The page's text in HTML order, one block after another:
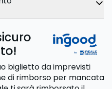
biglietto da imprevisti
di rimborso per mancata